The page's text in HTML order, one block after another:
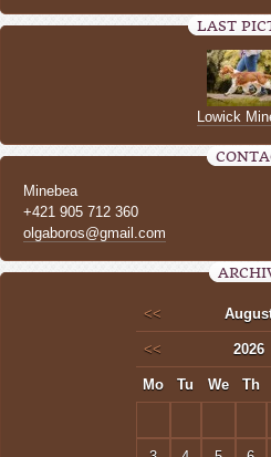
LAST
Lowick
Minebea
+421 905 712 360
olgaboros@gmail.com
<<
<< 2026
Mo Tu We Th